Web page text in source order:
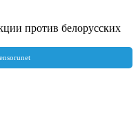
против белорусских